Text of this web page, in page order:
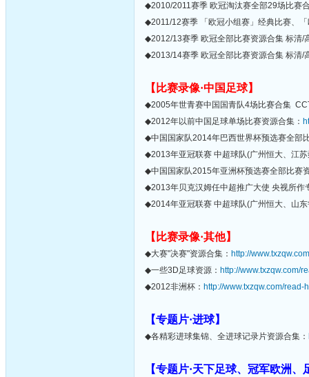
◆2010/2011赛季 欧冠淘汰赛全部29场比赛
◆2011/12赛季 「欧冠小组赛」经典比赛、
◆2012/13赛季 欧冠全部比赛资源合集 标清/
◆2013/14赛季 欧冠全部比赛资源合集 标清/
【比赛录像·中国足球】
◆2005年世青赛中国国青队4场比赛合集
◆2012年以前中国足球单场比赛资源合集：
◆中国国家队2014年巴西世界杯预选赛全部
◆2013年亚冠联赛 中超球队(广州恒大、江
◆中国国家队2015年亚洲杯预选赛全部比赛
◆2013年贝克汉姆任中超推广大使 央视所作
◆2014年亚冠联赛 中超球队(广州恒大、山
【比赛录像·其他】
◆大赛"决赛"资源合集： http://
◆一些3D足球资源： http://www.txzqw.com/
◆2012非洲杯： http://www.txzqw.com/
【专题片·进球】
◆各精彩进球集锦、全进球记录片资源合集：
【专题片·天下足球、冠军欧洲、